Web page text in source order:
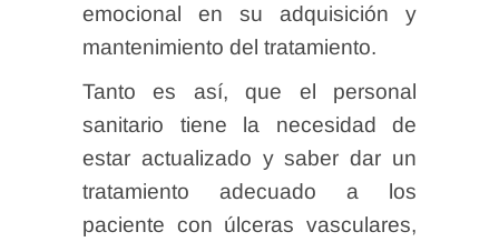
emocional en su adquisición y
mantenimiento del tratamiento.
Tanto es así, que el personal
sanitario tiene la necesidad de
estar actualizado y saber dar un
tratamiento adecuado a los
paciente con úlceras vasculares,